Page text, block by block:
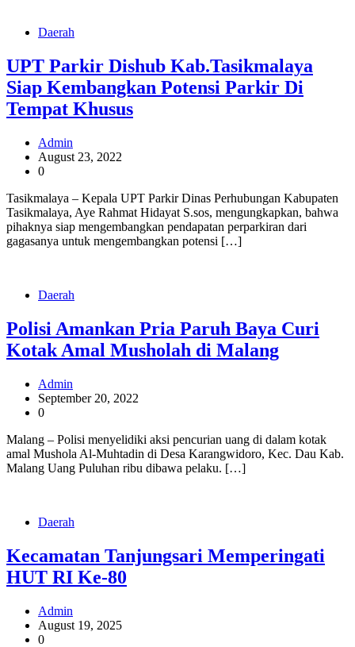
Daerah
UPT Parkir Dishub Kab.Tasikmalaya
Siap Kembangkan Potensi Parkir Di
Tempat Khusus
Admin
August 23, 2022
0
Tasikmalaya – Kepala UPT Parkir Dinas Perhubungan Kabupaten
Tasikmalaya, Aye Rahmat Hidayat S.sos, mengungkapkan, bahwa
pihaknya siap mengembangkan pendapatan perparkiran dari
gagasanya untuk mengembangkan potensi […]
Daerah
Polisi Amankan Pria Paruh Baya Curi
Kotak Amal Musholah di Malang
Admin
September 20, 2022
0
Malang – Polisi menyelidiki aksi pencurian uang di dalam kotak
amal Mushola Al-Muhtadin di Desa Karangwidoro, Kec. Dau Kab.
Malang Uang Puluhan ribu dibawa pelaku. […]
Daerah
Kecamatan Tanjungsari Memperingati
HUT RI Ke-80
Admin
August 19, 2025
0